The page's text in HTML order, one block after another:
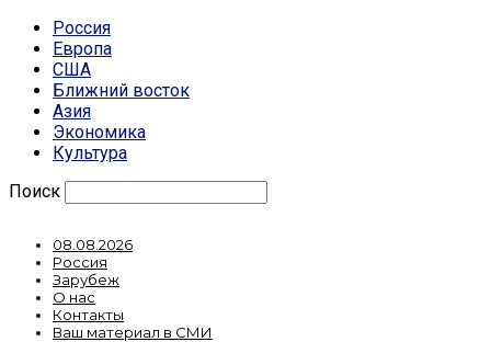
Россия
Европа
США
Ближний восток
Азия
Экономика
Культура
Поиск
08.08.2026
Россия
Зарубеж
О нас
Контакты
Ваш материал в СМИ